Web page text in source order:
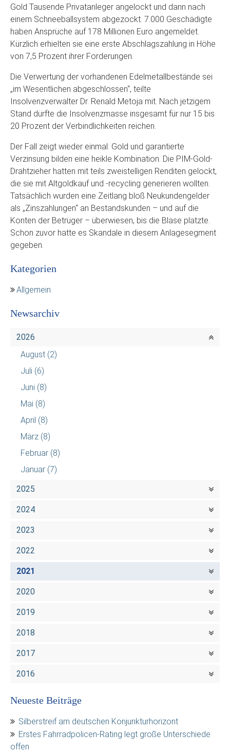
Gold Tausende Privatanleger angelockt und dann nach
einem Schneeballsystem abgezockt. 7.000 Geschädigte
haben Ansprüche auf 178 Millionen Euro angemeldet.
Kürzlich erhielten sie eine erste Abschlagszahlung in Höhe
von 7,5 Prozent ihrer Forderungen.
Die Verwertung der vorhandenen Edelmetallbestände sei
„im Wesentlichen abgeschlossen“, teilte
Insolvenzverwalter Dr. Renald Metoja mit. Nach jetzigem
Stand dürfte die Insolvenzmasse insgesamt für nur 15 bis
20 Prozent der Verbindlichkeiten reichen.
Der Fall zeigt wieder einmal: Gold und garantierte
Verzinsung bilden eine heikle Kombination. Die PIM-Gold-
Drahtzieher hatten mit teils zweistelligen Renditen gelockt,
die sie mit Altgoldkauf und -recycling generieren wollten.
Tatsächlich wurden eine Zeitlang bloß Neukundengelder
als „Zinszahlungen“ an Bestandskunden – und auf die
Konten der Betrüger – überwiesen, bis die Blase platzte.
Schon zuvor hatte es Skandale in diesem Anlagesegment
gegeben.
Kategorien
Allgemein
Newsarchiv
2026
August (2)
Juli (6)
Juni (8)
Mai (8)
April (8)
März (8)
Februar (8)
Januar (7)
2025
2024
2023
2022
2021
2020
2019
2018
2017
2016
Neueste Beiträge
Silberstreif am deutschen Konjunkturhorizont
Erstes Fahrradpolicen-Rating legt große Unterschiede
offen